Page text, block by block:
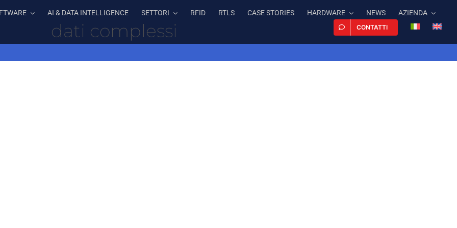
AI & DATA INTELLIGENCE SETTORI RFID RTLS CASE STORIES HARDWARE NEWS AZIENDA
CONTATTI
dati complessi